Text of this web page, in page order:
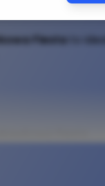
składników i
Fiesta to